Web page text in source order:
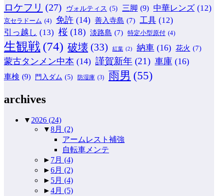
ロケフリ (27) ヴォルティス (5) 三脚 (9) 中華レンズ (12)
京セラドーム (4) 免許 (14) 善入寺島 (7) 工具 (12)
引っ越し (13) 桜 (18) 淡路島 (7) 特定小型原付 (4)
生観戦 (74) 破壊 (33) 紅葉 (2) 納車 (16) 花火 (7)
蒙古タンメン中本 (14) 謹賀新年 (21) 車庫 (16)
車検 (9) 門入ダム (5) 防湿庫 (3) 雨男 (55)
archives
▼ 2026 (24)
▼8月 (2)
アームレスト補強
自転車メンテ
► 7月 (4)
►6月 (2)
► 5月 (4)
►4月 (5)